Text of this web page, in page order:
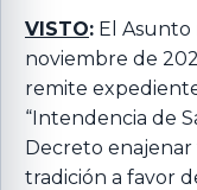
VISTO: El
noviembre de
remite
“Intendencia de
Decreto
tradición a favor